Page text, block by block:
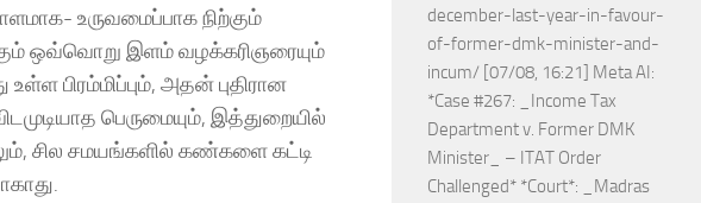
உருவமைப்பாக நிற்கும்
ஒவ்வொறு இளம் வழக்கரிஞரையும்
பிரம்மிப்பும், அதன் புதிரான
பெருமையும், இத்துறையில்
சில சமயங்களில் கண்களை கட்டி
december-last-year-in-favour-
of-former-dmk-minister-and-
incum/ [07/08, 16:21] Meta AI:
*Case #267: _Income Tax
Department v. Former DMK
Minister_ – ITAT Order
Challenged* *Court*: _Madras